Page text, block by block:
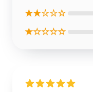
★★☆☆☆
★☆☆☆☆